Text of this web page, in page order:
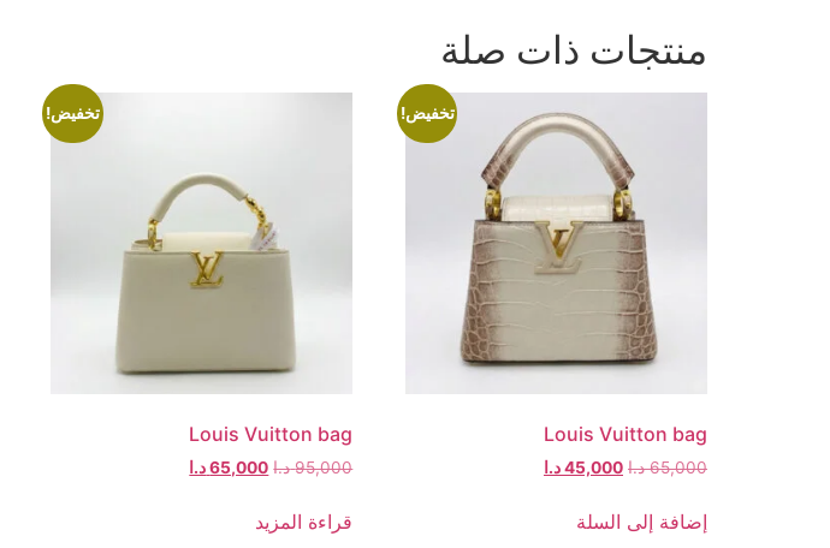
منتجات ذات صلة
تخفيض!
Louis Vuitton bag
65,000 د.ا 45,000د.ا
إضافة إلى السلة
تخفيض!
Louis Vuitton bag
95,000 د.ا 65,000 د.ا
قراءة المزيد